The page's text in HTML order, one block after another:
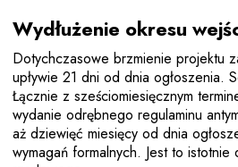
Wydłużenie okresu
Dotychczasowe brzmienie projektu
upływie 21 dni od dnia ogłoszenia.
Łącznie z sześciomiesięcznym
wydanie odrębnego regulaminu
aż dziewięć miesięcy od dnia
wymagań formalnych. Jest to